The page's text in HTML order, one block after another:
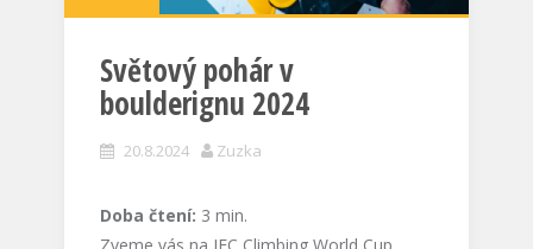
Světový pohár v
boulderignu 2024
20.8.2024 Zuzka
Doba čtení: 3 min.